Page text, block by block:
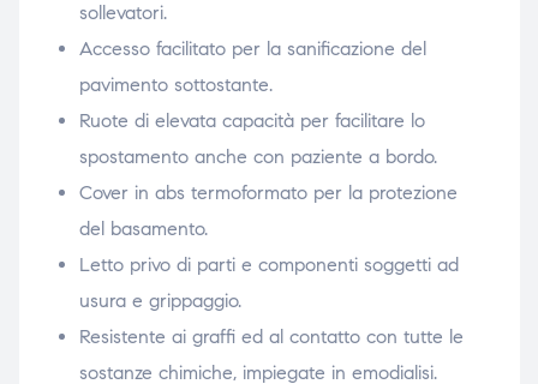
sollevatori.
Accesso facilitato per la sanificazione del
pavimento sottostante.
Ruote di elevata capacità per facilitare lo
spostamento anche con paziente a bordo.
Cover in abs termoformato per la protezione
del basamento.
Letto privo di parti e componenti soggetti ad
usura e grippaggio.
Resistente ai graffi ed al contatto con tutte le
sostanze chimiche, impiegate in emodialisi.